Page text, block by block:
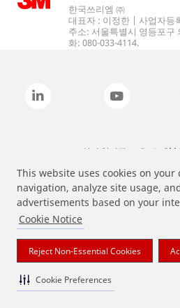
This website uses cookies on
navigation, analyze site usage,
advertisements based on your
Cookie Notice
Reject Non-Essential Cookies
Cookie Preferences
한국쓰리엠 ㈜
대표자 : 이정한 | 사업자등
주소: 서울특별시 영등포구
화: 080-033-4114.
상기 열거된 브랜드는 3M